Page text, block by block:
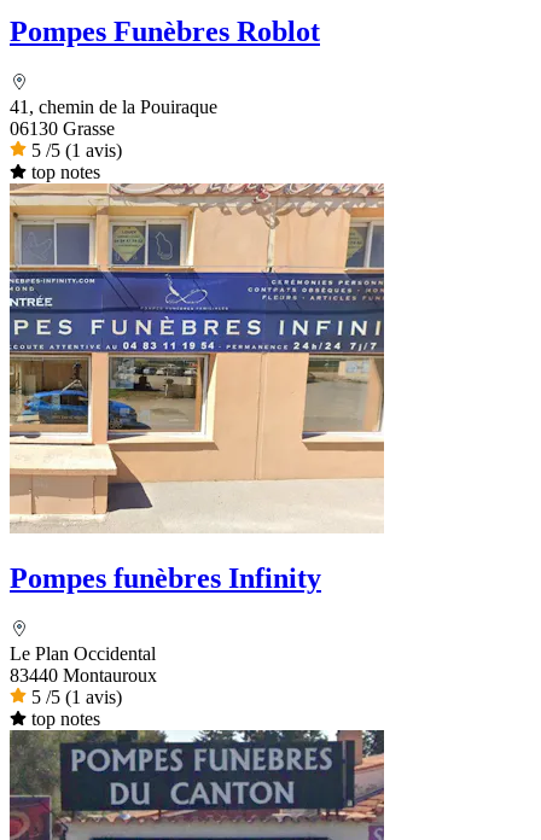
Pompes Funèbres Roblot
41, chemin de la Pouiraque
06130 Grasse
5 /5 (1 avis)
top notes
Pompes funèbres Infinity
Le Plan Occidental
83440 Montauroux
5 /5 (1 avis)
top notes